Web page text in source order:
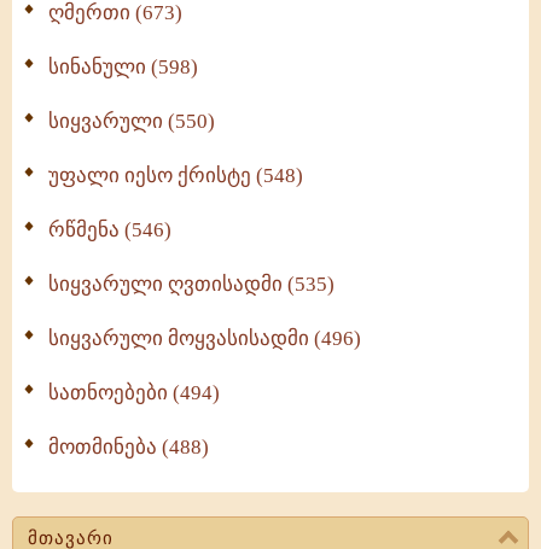
ღმერთი (673)
სინანული (598)
სიყვარული (550)
უფალი იესო ქრისტე (548)
რწმენა (546)
სიყვარული ღვთისადმი (535)
სიყვარული მოყვასისადმი (496)
სათნოებები (494)
მოთმინება (488)
მთავარი